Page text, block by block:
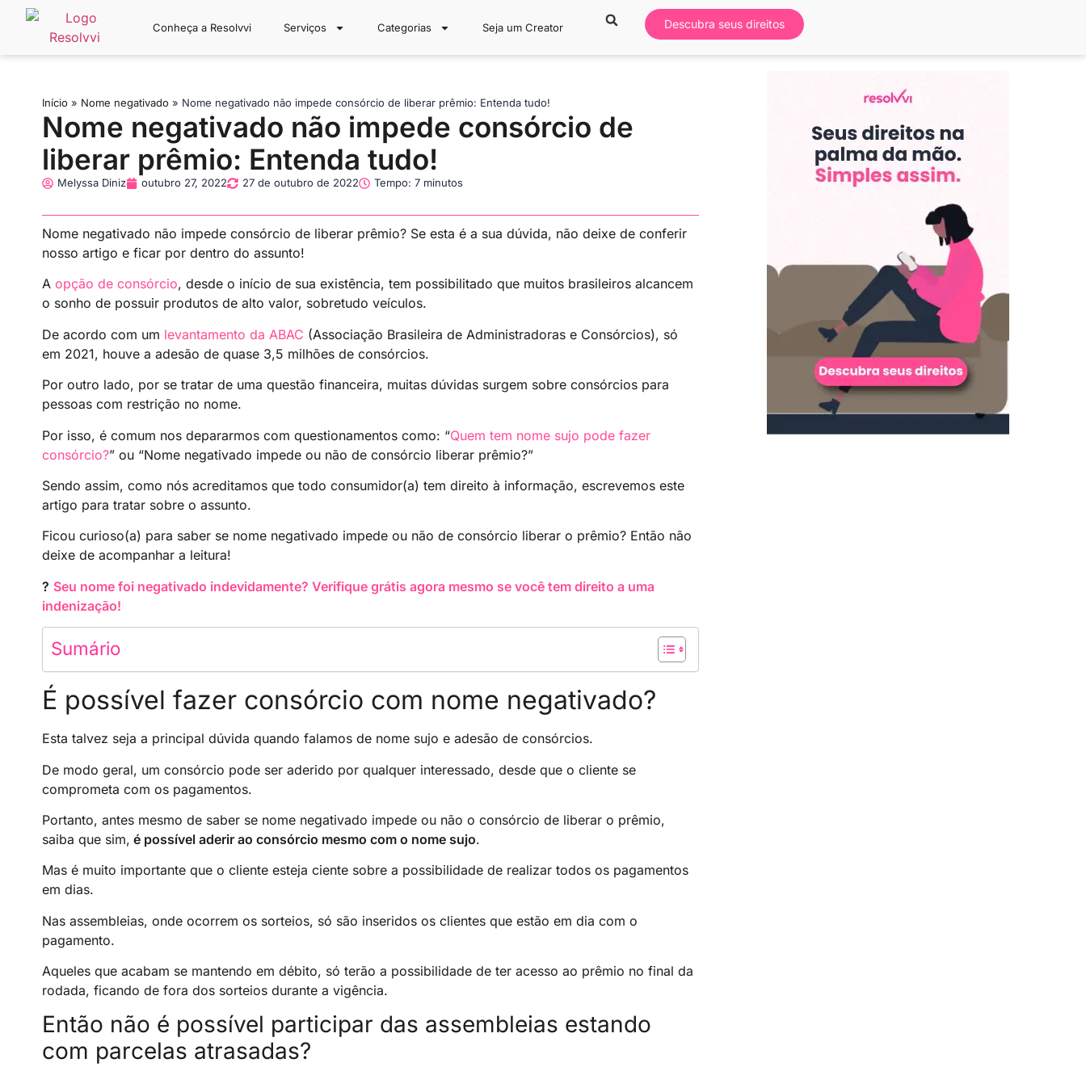
Conheça a Resolvvi Serviços Categorias Seja um Creator Descubra seus direitos
Início » Nome negativado » Nome negativado não impede consórcio de liberar prêmio: Entenda tudo!
Nome negativado não impede consórcio de
liberar prêmio: Entenda tudo!
Melyssa Diniz outubro 27, 2022 27 de outubro de 2022 Tempo: 7 minutos
Nome negativado não impede consórcio de liberar prêmio? Se esta é a sua dúvida, não deixe de conferir
nosso artigo e ficar por dentro do assunto!
A opção de consórcio, desde o início de sua existência, tem possibilitado que muitos brasileiros alcancem
o sonho de possuir produtos de alto valor, sobretudo veículos.
De acordo com um levantamento da ABAC (Associação Brasileira de Administradoras e Consórcios), só
em 2021, houve a adesão de quase 3,5 milhões de consórcios.
Por outro lado, por se tratar de uma questão financeira, muitas dúvidas surgem sobre consórcios para
pessoas com restrição no nome.
Por isso, é comum nos depararmos com questionamentos como: “Quem tem nome sujo pode fazer
consórcio?” ou “Nome negativado impede ou não de consórcio liberar prêmio?”
Sendo assim, como nós acreditamos que todo consumidor(a) tem direito à informação, escrevemos este
artigo para tratar sobre o assunto.
Ficou curioso(a) para saber se nome negativado impede ou não de consórcio liberar o prêmio? Então não
deixe de acompanhar a leitura!
? Seu nome foi negativado indevidamente? Verifique grátis agora mesmo se você tem direito a uma
indenização!
Sumário
É possível fazer consórcio com nome negativado?
Esta talvez seja a principal dúvida quando falamos de nome sujo e adesão de consórcios.
De modo geral, um consórcio pode ser aderido por qualquer interessado, desde que o cliente se
comprometa com os pagamentos.
Portanto, antes mesmo de saber se nome negativado impede ou não o consórcio de liberar o prêmio,
saiba que sim, é possível aderir ao consórcio mesmo com o nome sujo.
Mas é muito importante que o cliente esteja ciente sobre a possibilidade de realizar todos os pagamentos
em dias.
Nas assembleias, onde ocorrem os sorteios, só são inseridos os clientes que estão em dia com o
pagamento.
Aqueles que acabam se mantendo em débito, só terão a possibilidade de ter acesso ao prêmio no final da
rodada, ficando de fora dos sorteios durante a vigência.
Então não é possível participar das assembleias estando
com parcelas atrasadas?